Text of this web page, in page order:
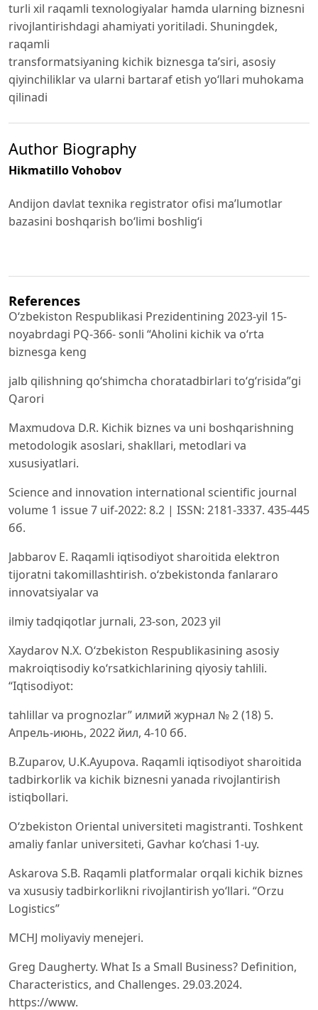
turli xil raqamli texnologiyalar hamda ularning biznesni
rivojlantirishdagi ahamiyati yoritiladi. Shuningdek,
raqamli
transformatsiyaning kichik biznesga ta’siri, asosiy
qiyinchiliklar va ularni bartaraf etish yo‘llari muhokama
qilinadi
Author Biography
Hikmatillo Vohobov
Andijon davlat texnika registrator ofisi ma’lumotlar
bazasini boshqarish bo‘limi boshlig‘i
References
Oʻzbekiston Respublikasi Prezidentining 2023-yil 15-
noyabrdagi PQ-366- sonli “Aholini kichik va oʻrta
biznesga keng
jalb qilishning qoʻshimcha choratadbirlari toʻgʻrisida”gi
Qarori
Maxmudova D.R. Kichik biznes va uni boshqarishning
metodologik asoslari, shakllari, metodlari va
xususiyatlari.
Science and innovation international scientific journal
volume 1 issue 7 uif-2022: 8.2 | ISSN: 2181-3337. 435-445
бб.
Jabbarov E. Raqamli iqtisodiyot sharoitida elektron
tijoratni takomillashtirish. oʻzbekistonda fanlararo
innovatsiyalar va
ilmiy tadqiqotlar jurnali, 23-son, 2023 yil
Xaydarov N.X. Oʻzbekiston Respublikasining asosiy
makroiqtisodiy koʻrsatkichlarining qiyosiy tahlili.
“Iqtisodiyot:
tahlillar va prognozlar” илмий журнал № 2 (18) 5.
Апрель-июнь, 2022 йил, 4-10 бб.
B.Zuparov, U.K.Ayupova. Raqamli iqtisodiyot sharoitida
tadbirkorlik va kichik biznesni yanada rivojlantirish
istiqbollari.
O‘zbekiston Oriental universiteti magistranti. Toshkent
amaliy fanlar universiteti, Gavhar ko‘chasi 1-uy.
Askarova S.B. Raqamli platformalar orqali kichik biznes
va xususiy tadbirkorlikni rivojlantirish yoʻllari. “Orzu
Logistics”
MCHJ moliyaviy menejeri.
Greg Daugherty. What Is a Small Business? Definition,
Characteristics, and Challenges. 29.03.2024.
https://www.